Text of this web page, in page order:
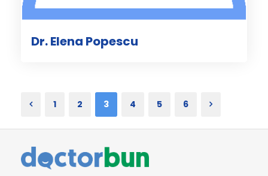
Dr. Elena Popescu
1 2 3 4 5 6